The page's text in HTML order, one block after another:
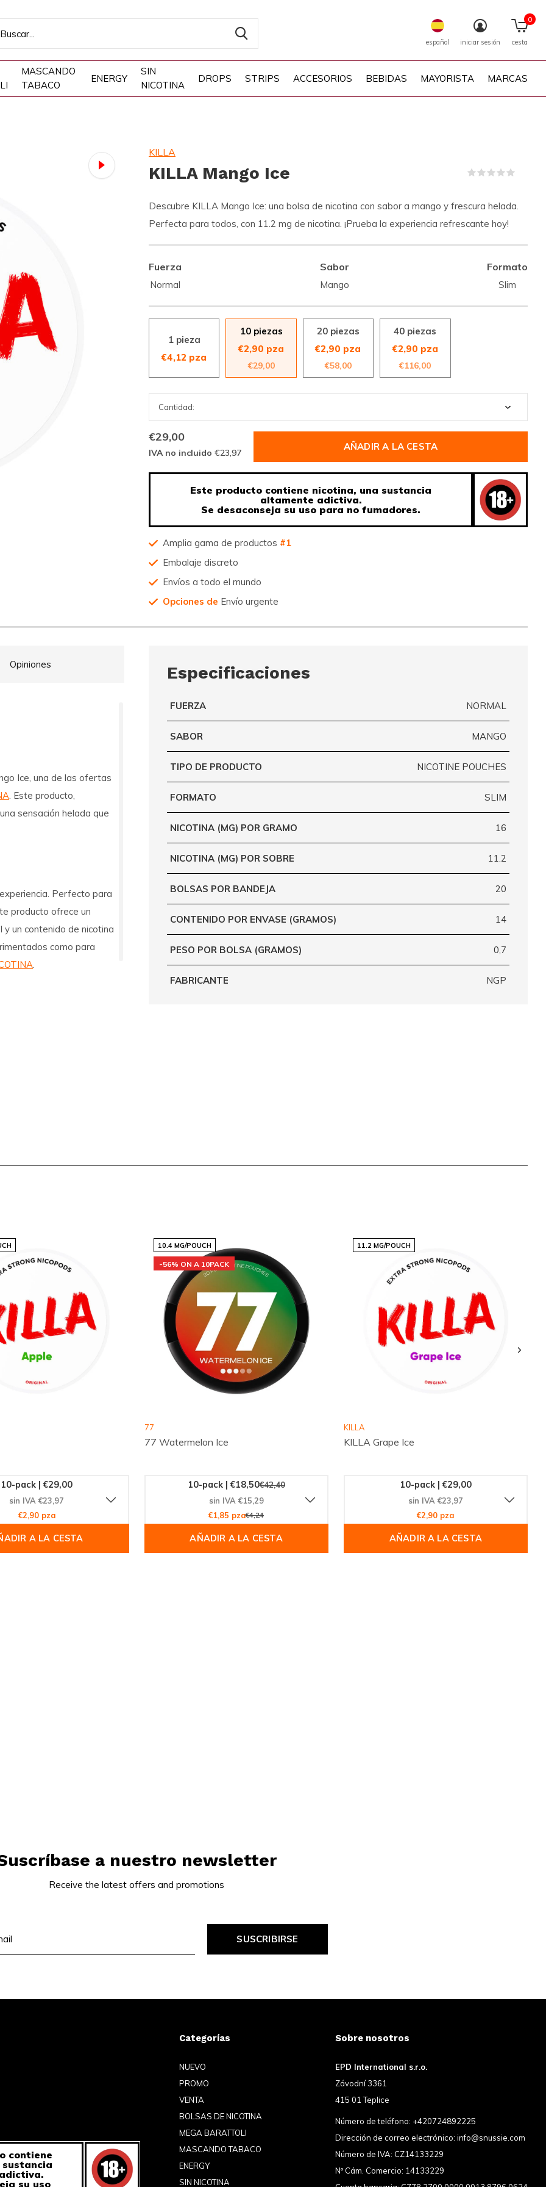
MASCANDO
TABACO
ENERGY
SIN
NICOTINA
DROPS STRIPS ACCESORIOS BEBIDAS MAYORISTA MARCAS
español iniciar sesión cesta
0
KILLA
KILLA Mango Ice
Descubre KILLA Mango Ice: una bolsa de nicotina con sabor a mango y frescura helada.
Perfecta para todos, con 11.2 mg de nicotina. ¡Prueba la experiencia refrescante hoy!
Fuerza
Normal
Sabor
Mango
Formato
Slim
1 pieza
€4,12 pza
10 piezas
€2,90 pza
€29,00
20 piezas
€2,90 pza
€58,00
40 piezas
€2,90 pza
€116,00
€29,00
IVA no incluido €23,97
AÑADIR A LA CESTA
Este producto contiene nicotina, una sustancia
altamente adictiva.
Se desaconseja su uso para no fumadores.
Amplia gama de productos #1
Embalaje discreto
Envíos a todo el mundo
Opciones de Envío urgente
Opiniones
Ice , una de las ofertas
. Este producto,
sensación helada que
Perfecto para
producto ofrece un
un contenido de nicotina
como para
a la comunidad global
de productos
encontrarás algo que
web y descubre la
en plataformas de
Especificaciones
FUERZA NORMAL
SABOR MANGO
TIPO DE PRODUCTO NICOTINE POUCHES
FORMATO SLIM
NICOTINA (MG) POR GRAMO 16
NICOTINA (MG) POR SOBRE 11.2
BOLSAS POR BANDEJA 20
CONTENIDO POR ENVASE (GRAMOS) 14
PESO POR BOLSA (GRAMOS) 0,7
FABRICANTE NGP
10-pack | €29,00
sin IVA €23,97
€2,90 pza
A LA CESTA
10.4 MG/POUCH
-56% ON A 10PACK
77
77 Watermelon Ice
10-pack | €18,50€42,40
sin IVA €15,29
€1,85 pza€4,24
AÑADIR A LA CESTA
11.2 MG/POUCH
KILLA
KILLA Grape Ice
10-pack | €29,00
sin IVA €23,97
€2,90 pza
AÑADIR A LA CESTA
a nuestro newsletter
Receive the latest offers and promotions
SUSCRIBIRSE
contiene
su uso
Categorías
NUEVO
PROMO
VENTA
BOLSAS DE NICOTINA
MEGA BARATTOLI
MASCANDO TABACO
ENERGY
SIN NICOTINA
Sobre nosotros
EPD International s.r.o.
Závodní 3361
415 01 Teplice
Número de teléfono: +420724892225
Dirección de correo electrónico: info@snussie.com
Número de IVA: CZ14133229
Nº Cám. Comercio: 14133229